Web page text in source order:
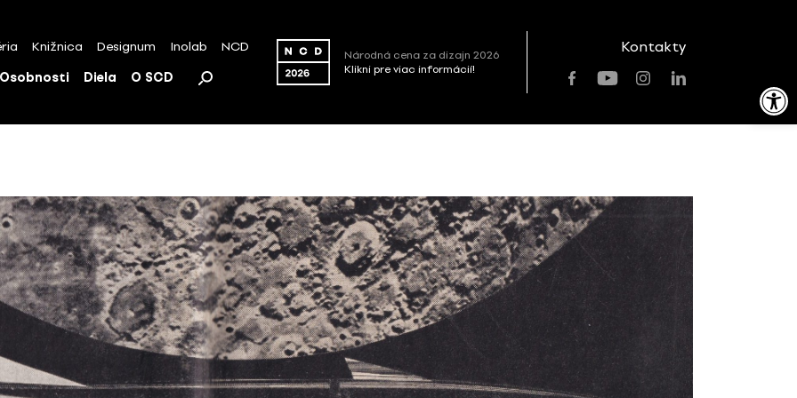
Open toolbar
Knižnica Designum Inolab NCD
Osobnosti Diela O SCD
Národná cena za dizajn 2026
Klikni pre viac informácií!
Kontakty